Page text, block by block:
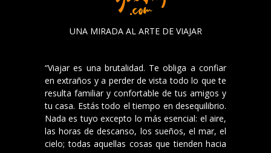
UNA MIRADA AL ARTE DE VIAJAR
“Viajar es una brutalidad. Te obliga a confiar
en extraños y a perder de vista todo lo que te
resulta familiar y confortable de tus amigos y
tu casa. Estás todo el tiempo en desequilibrio.
Nada es tuyo excepto lo más esencial: el aire,
las horas de descanso, los sueños, el mar, el
cielo; todas aquellas cosas que tienden hacia